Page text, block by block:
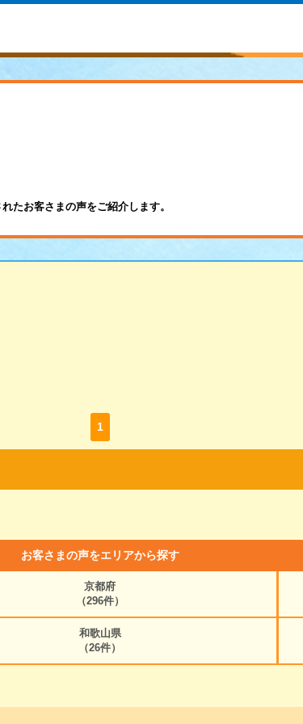
たお客さまの声をご紹介します。
1
お客さまの声をエリアから探す
京都府
（296件）
和歌山県
（26件）